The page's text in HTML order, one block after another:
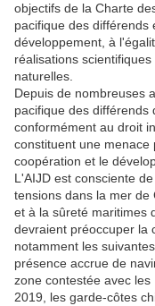
objectifs de la Charte
pacifique des différends
développement, à
réalisations
naturelles.
Depuis de nombreuses
pacifique des différends
conformément au droit
constituent une menace
coopération et le
L'AIJD est consciente
tensions dans la mer de
et à la sûreté maritimes
devraient préoccuper la
notamment les
présence accrue de
zone contestée avec
2019, les garde-côtes